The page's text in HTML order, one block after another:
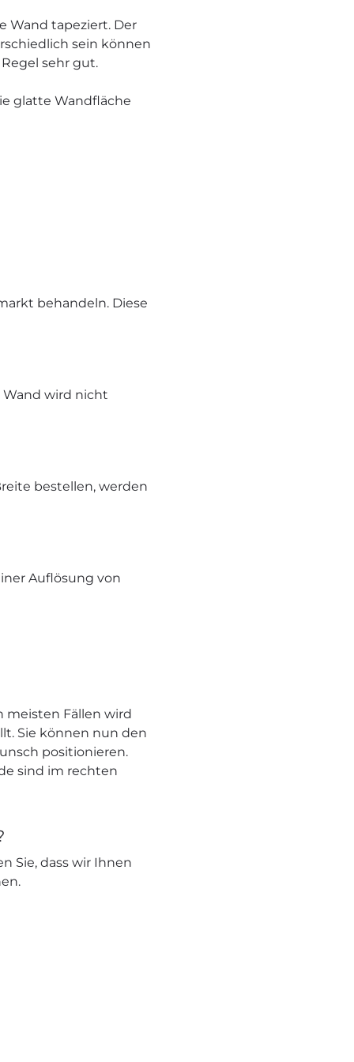
Wand tapeziert. Der
sein können
sehr gut.
glatte Wandfläche
behandeln. Diese
Wand wird nicht
bestellen, werden
Auflösung von
meisten Fällen wird
Sie können nun den
positionieren.
sind im rechten
Sie, dass wir Ihnen